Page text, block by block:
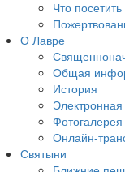
Что посетить
О Лавре
Общая
История
Фотогалерея
Онлайн-
Святыни